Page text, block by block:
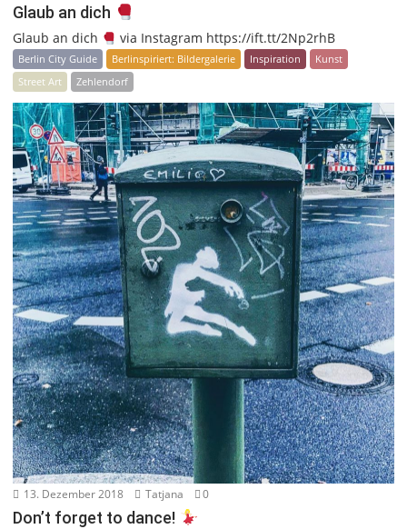
Glaub an dich
Glaub an dich via Instagram https://ift.tt/2Np2rhB
Berlin City Guide Berlinspiriert: Bildergalerie Inspiration
Kunst
Street Art
Zehlendorf
13. Dezember 2018 Tatjana 0
Don’t forget to dance!